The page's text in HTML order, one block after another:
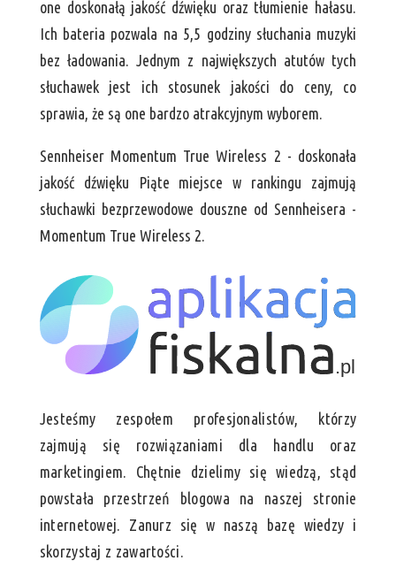
one doskonałą jakość dźwięku oraz tłumienie hałasu.
Ich bateria pozwala na 5,5 godziny słuchania muzyki
bez ładowania. Jednym z największych atutów tych
słuchawek jest ich stosunek jakości do ceny, co
sprawia, że są one bardzo atrakcyjnym wyborem.
Sennheiser Momentum True Wireless 2 - doskonała
jakość dźwięku Piąte miejsce w rankingu zajmują
słuchawki bezprzewodowe douszne od Sennheisera -
Momentum True Wireless 2.
Jesteśmy zespołem profesjonalistów, którzy
zajmują się rozwiązaniami dla handlu oraz
marketingiem. Chętnie dzielimy się wiedzą, stąd
powstała przestrzeń blogowa na naszej stronie
internetowej. Zanurz się w naszą bazę wiedzy i
skorzystaj z zawartości.